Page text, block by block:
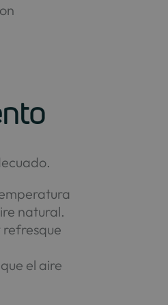
natural.
refresque
el aire